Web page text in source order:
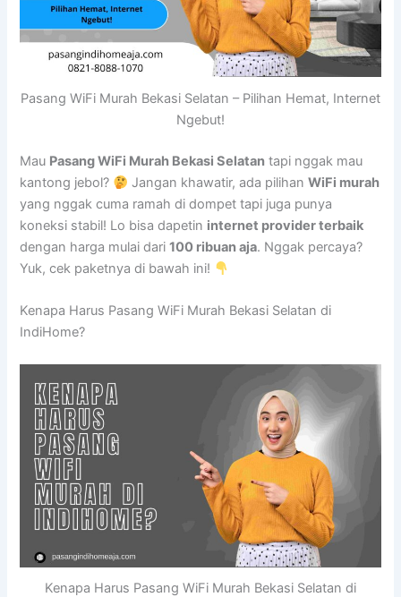
Pasang WiFi Murah Bekasi Selatan – Pilihan Hemat, Internet
Ngebut!
Mau Pasang WiFi Murah Bekasi Selatan tapi nggak mau
kantong jebol?
Jangan khawatir, ada pilihanWiFi murah
yang nggak cuma ramah di dompet tapi juga punya
koneksi stabil! Lo bisa dapetin internet provider terbaik
dengan harga mulai dari100 ribuan aja. Nggak percaya?
Yuk, cek paketnya di bawah ini!
Kenapa Harus Pasang WiFi Murah Bekasi Selatan di
IndiHome?
Kenapa Harus Pasang WiFi Murah Bekasi Selatan di